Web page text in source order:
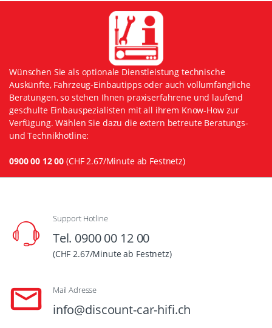
Wünschen Sie als optionale Dienstleistung technische
Auskünfte, Fahrzeug-Einbautipps oder auch vollumfängliche
Beratungen, so stehen Ihnen praxiserfahrene und laufend
geschulte Einbauspezialisten mit all ihrem Know-How zur
Verfügung. Wählen Sie dazu die extern betreute Beratungs-
und Technikhotline:
0900 00 12 00 (CHF 2.67/Minute ab Festnetz)
Support Hotline
Tel. 0900 00 12 00
(CHF 2.67/Minute ab Festnetz)
Mail Adresse
info@discount-car-hifi.ch